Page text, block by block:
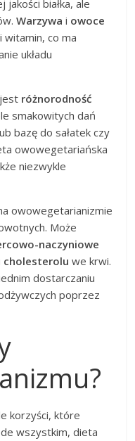
białka, ale
Warzywa i owoce
witamin, co ma
układu
różnorodność
smakowitych dań
bazę do sałatek czy
owowegetariańska
niezwykle
owowegetarianizmie
Może
naczyniowe
cholesterolu we krwi.
dostarczaniu
poprzez
korzyści, które
wszystkim, dieta